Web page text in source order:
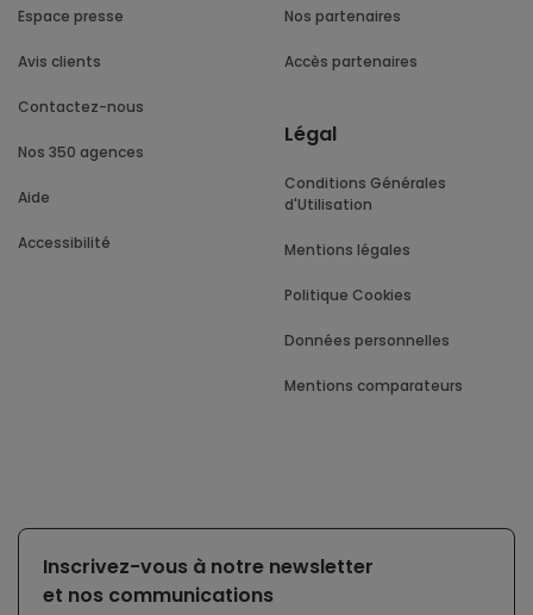
Espace presse
Avis clients
Contactez-nous
Nos 350 agences
Aide
Accessibilité
Nos partenaires
Accès partenaires
Légal
Conditions Générales
d'Utilisation
Mentions légales
Politique Cookies
Données personnelles
Mentions comparateurs
Inscrivez-vous à notre newsletter
et nos communications